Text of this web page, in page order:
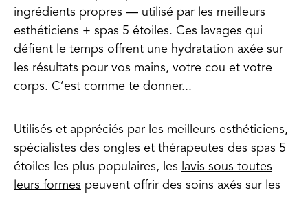
ingrédients propres — utilisé par les meilleurs
esthéticiens + spas 5 étoiles. Ces lavages qui
défient le temps offrent une hydratation axée sur
les résultats pour vos mains, votre cou et votre
corps. C’est comme te donner...
Utilisés et appréciés par les meilleurs esthéticiens,
spécialistes des ongles et thérapeutes des spas 5
étoiles les plus populaires, les
lavis sous toutes
leurs formes peuvent offrir des soins axés sur les